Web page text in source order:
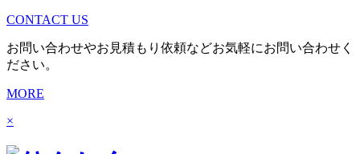
CONTACT US
お問い合わせやお見積もり依頼などお気軽にお問い合わせく
ださい。
MORE
×